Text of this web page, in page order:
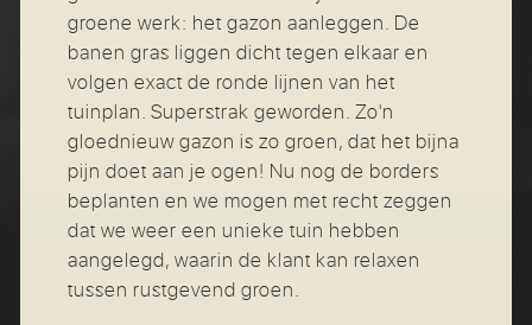
groene werk: het gazon aanleggen. De
banen gras liggen dicht tegen elkaar en
volgen exact de ronde lijnen van het
tuinplan. Superstrak geworden. Zo'n
gloednieuw gazon is zo groen, dat het bijna
pijn doet aan je ogen! Nu nog de borders
beplanten en we mogen met recht zeggen
dat we weer een unieke tuin hebben
aangelegd, waarin de klant kan relaxen
tussen rustgevend groen.